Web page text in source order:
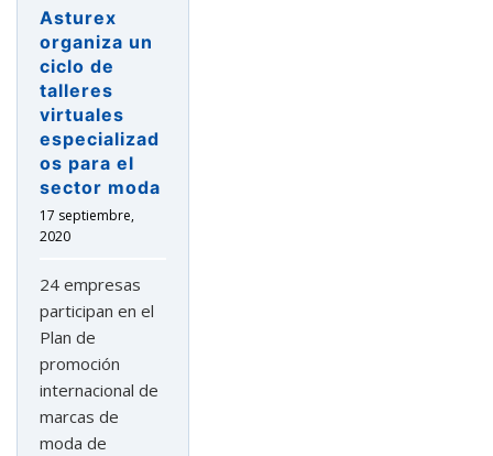
Asturex
organiza un
ciclo de
talleres
virtuales
especializad
os para el
sector moda
17 septiembre,
2020
24 empresas
participan en el
Plan de
promoción
internacional de
marcas de
moda de